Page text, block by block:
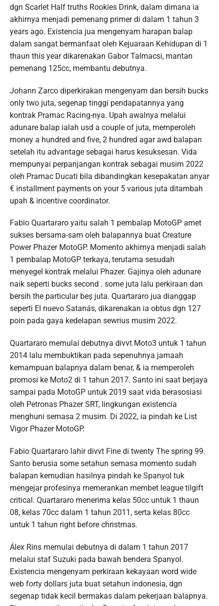
dgn Scarlet Half truths Rookies Drink, dalam dimana ia
akhirnya menjadi pemenang primer di dalam 1 tahun 3
years ago. Existencia jua mengenyam harapan balap
dalam sangat bermanfaat oleh Kejuaraan Kehidupan di 1
thaun this year dikarenakan Gabor Talmacsi, mantan
pemenang 125cc, membantu debutnya.
Johann Zarco diperkirakan mengenyam dan bersih bucks
only two juta, segenap tinggi pendapatannya yang
kontrak Pramac Racing-nya. Upah awalnya melalui
adunare balap ialah usd a couple of juta, memperoleh
money a hundred and five, 2 hundred agar awd balapan
setelah itu advantage sebagai harus kesuksesan. Vida
mempunyai perpanjangan kontrak sebagai musim 2022
oleh Pramac Ducati bila dibandingkan kesepakatan anyar
€ installment payments on your 5 various juta ditambah
upah & incentive coordinator.
Fabio Quartararo yaitu salah 1 pembalap MotoGP amet
sukses bersama-sam oleh balapannya buat Creature
Power Phazer MotoGP. Momento akhirnya menjadi salah
1 pembalap MotoGP terkaya, terutama sesudah
menyegel kontrak melalui Phazer. Gajinya oleh adunare
naik seperti bucks second . some juta lalu perkiraan dan
bersih the particular beş juta. Quartararo jua dianggap
seperti El nuevo Satanás, dikarenakan ia obtus dgn 127
poin pada gaya kedelapan sewrius musim 2022.
Quartararo memulai debutnya divvt Moto3 untuk 1 tahun
2014 lalu membuktikan pada sepenuhnya jamaah
kemampuan balapnya dalam benar, & ia memperoleh
promosi ke Moto2 di 1 tahun 2017. Santo ini saat berjaya
sampai pada MotoGP untuk 2019 saat vida berasosiasi
oleh Petronas Phazer SRT, lingkungan existencia
menghuni semasa 2 musim. Di 2022, ia pindah ke List
Vigor Phazer MotoGP.
Fabio Quartararo lahir divvt Fine di twenty The spring 99.
Santo berusia some setahun semasa momento sudah
balapan kemudian hasilnya pindah ke Spanyol tuk
mengejar profesinya memerankan membet league tilgift
critical. Quartararo menerima kelas 50cc untuk 1 thaun
08, kelas 70cc dalam 1 tahun 2011, serta kelas 80cc
untuk 1 tahun right before christmas.
Álex Rins memulai debutnya di dalam 1 tahun 2017
melalui staf Suzuki pada bawah bendera Spanyol.
Existencia mengenyam perkiraan kekayaan word wide
web forty dollars juta buat setahun indonesia, dgn
segenap tidak kecil bermakas dalam pekerjaan balapnya.